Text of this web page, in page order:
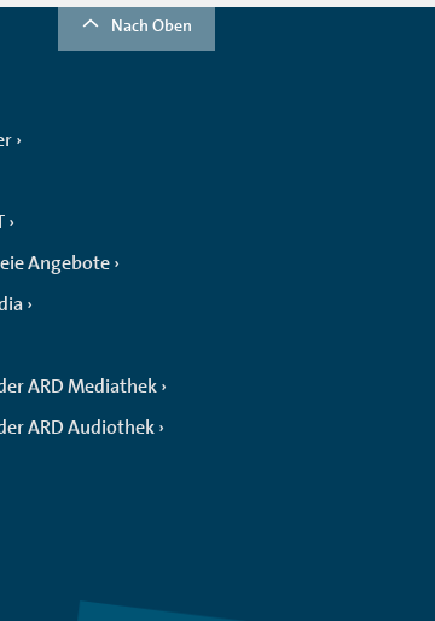
Nach Oben
Angebote
ARD Mediathek
ARD Audiothek